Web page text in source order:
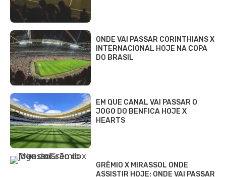
ONDE VAI PASSAR CORINTHIANS X
INTERNACIONAL HOJE NA COPA
DO BRASIL
EM QUE CANAL VAI PASSAR O
JOGO DO BENFICA HOJE X
HEARTS
GRÊMIO X MIRASSOL ONDE
ASSISTIR HOJE: ONDE VAI PASSAR